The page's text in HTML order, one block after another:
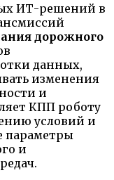
ИТ-решений в
дорожного
данных,
изменения
и
КПП роботу
условий и
параметры
и